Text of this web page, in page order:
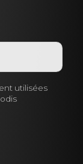
utilisées